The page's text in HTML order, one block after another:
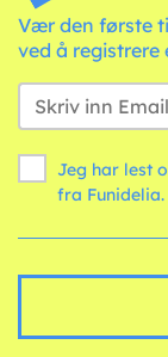
Vær den første
ved å registrere
Jeg har lest
fra Funidelia.